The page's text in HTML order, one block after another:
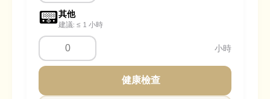
📟其他
建議: ≤ 1 小時
小時
健康檢查